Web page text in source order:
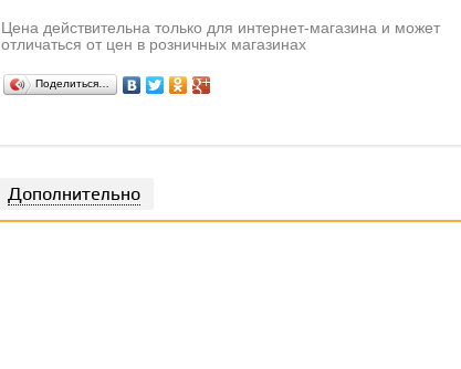
Цена действительна только для интернет-магазина и может
отличаться от цен в розничных магазинах
Поделиться…
Дополнительно